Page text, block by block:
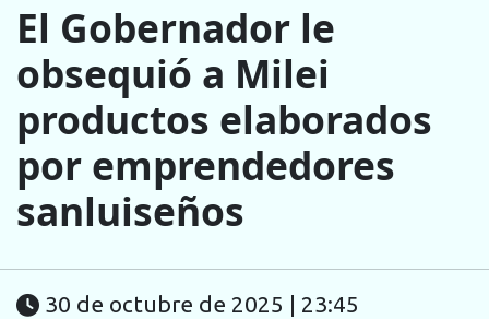
El Gobernador le
obsequió a Milei
productos elaborados
por emprendedores
sanluiseños
30 de octubre de 2025 | 23:45